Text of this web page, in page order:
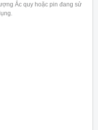
Ắc quy hoặc pin đang sử